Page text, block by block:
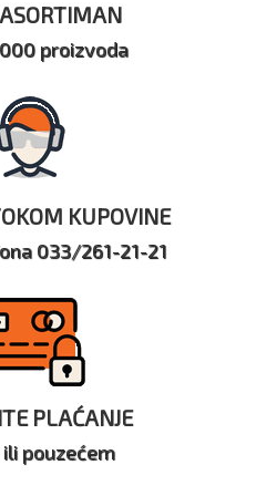
proizvoda
KUPOVINE
033/261-21-21
PLAĆANJE
ili pouzećem